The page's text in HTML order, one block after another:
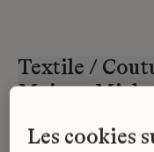
Textile /
Maison
les cookies